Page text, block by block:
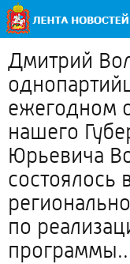
Дмитрий
ежегодном
нашего
Юрьевича
состоялось
по